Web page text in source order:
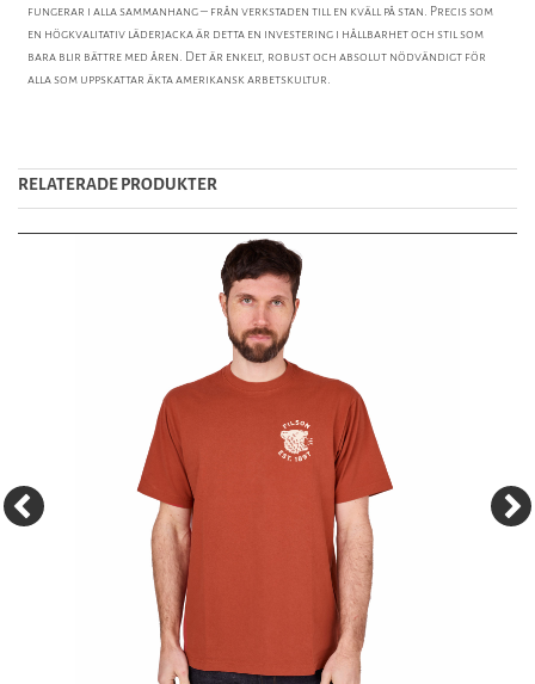
fungerar i alla sammanhang – från verkstaden till en kväll på stan. Precis som
en högkvalitativ läderjacka är detta en investering i hållbarhet och stil som
bara blir bättre med åren. Det är enkelt, robust och absolut nödvändigt för
alla som uppskattar äkta amerikansk arbetskultur.
RELATERADE PRODUKTER